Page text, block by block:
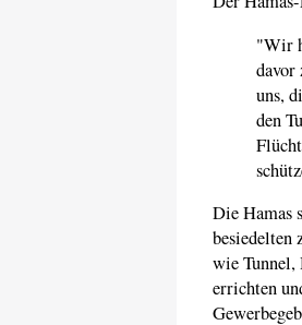
"Wir
davor
uns,
den
Die Hamas
besiedelten
wie Tunnel,
errichten